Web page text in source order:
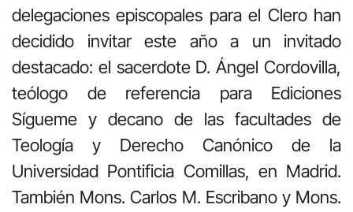
delegaciones episcopales para el Clero han
decidido invitar este año a un invitado
destacado: el sacerdote D. Ángel Cordovilla,
teólogo de referencia para Ediciones
Sígueme y decano de las facultades de
Teología y Derecho Canónico de la
Universidad Pontificia Comillas, en Madrid.
También Mons. Carlos M. Escribano y Mons.